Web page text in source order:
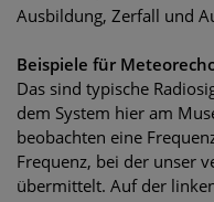
Ausbildung, Zerfall und
Beispiele für
Das sind typische
dem System hier am
beobachten eine
Frequenz, bei der unser
übermittelt. Auf der